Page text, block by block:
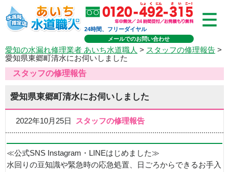
24時間、フリーダイヤル
メールでのお問い合わせ
愛知の水漏れ修理業者 あいち水道職人 > スタッフの修理報告 >
愛知県東郷町清水にお伺いしました
スタッフの修理報告
愛知県東郷町清水にお伺いしました
2022年10月25日 スタッフの修理報告
≪公式SNS Instagram・LINEはじめました≫
水回りの豆知識や緊急時の応急処置、日ごろからできるお手入